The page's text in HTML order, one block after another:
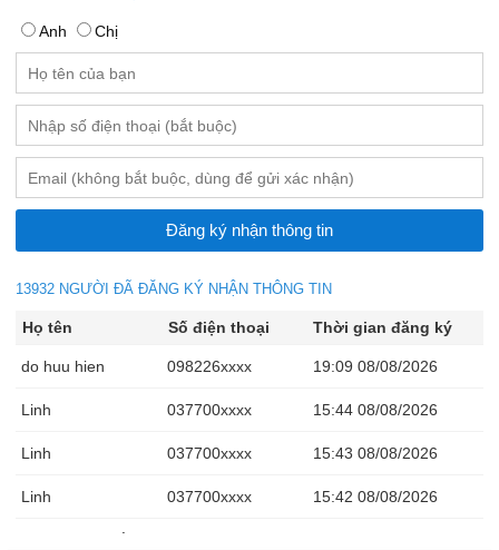
Anh Chị
13932 NGƯỜI ĐÃ ĐĂNG KÝ NHẬN THÔNG TIN
Họ tên Số điện thoại Thời gian đăng ký
do huu hien 098226xxxx 19:09 08/08/2026
Linh 037700xxxx 15:44 08/08/2026
Linh 037700xxxx 15:43 08/08/2026
Linh 037700xxxx 15:42 08/08/2026